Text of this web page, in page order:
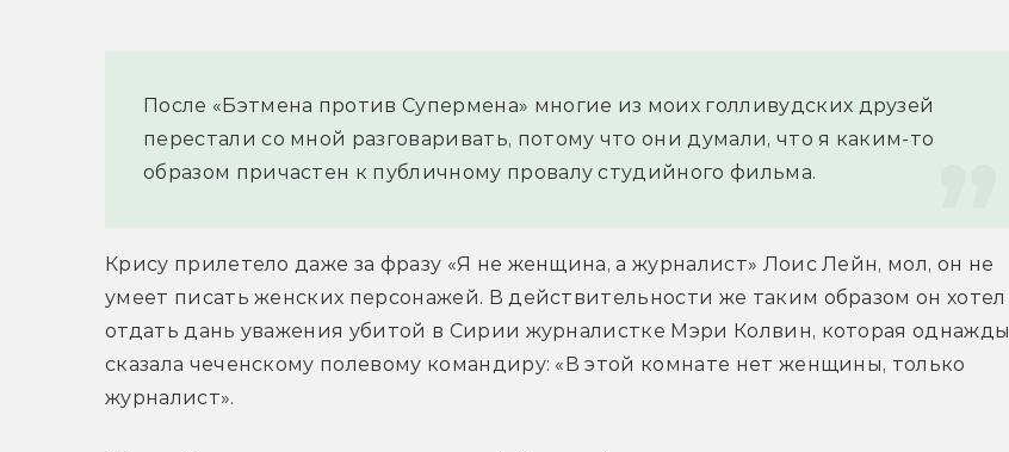
После «Бэтмена против Супермена» многие из моих голливудских друзей
перестали со мной разговаривать, потому что они думали, что я каким-то
образом причастен к публичному провалу студийного фильма.
Крису прилетело даже за фразу «Я не женщина, а журналист» Лоис Лейн, мол, он не
умеет писать женских персонажей. В действительности же таким образом он хотел
отдать дань уважения убитой в Сирии журналистке Мэри Колвин, которая однажды
сказала чеченскому полевому командиру: «В этой комнате нет женщины, только
журналист».